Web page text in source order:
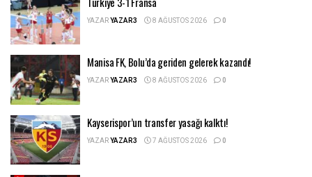
YAZARYAZAR3 8 AĞUSTOS 2026 0
Manisa FK, Bolu’da geriden gelerek kazandı!
YAZARYAZAR3 8 AĞUSTOS 2026 0
Kayserispor’un transfer yasağı kalktı!
YAZARYAZAR3 7 AĞUSTOS 2026 0